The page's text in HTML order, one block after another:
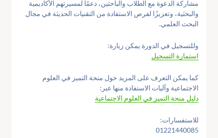
مشاركة الدعوة مع الطلاب والباحثين، دعمًا لمسيرتهم الأكاديمية
والبحثية، وتعزيزًا لفرص الاستفادة من التقنيات الحديثة في مجال
البحث العلمي.
وللتسجيل في الدورة يمكن زيارة:
استمارة التسجيل
كما يمكن التعرف على المزيد حول منحة التميز في العلوم
الاجتماعية وآليات الاستفادة منها عبر:
دليل منحة التميز في العلوم الاجتماعية
للاستفسارات:
01221440085